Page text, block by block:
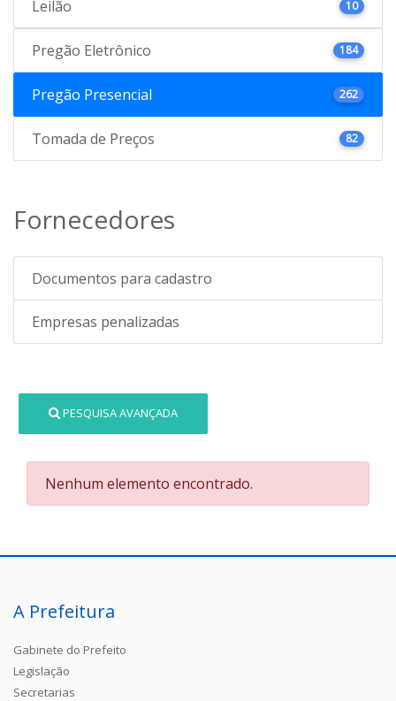
Leilão 10
Pregão Eletrônico 184
Pregão Presencial 262
Tomada de Preços 82
Fornecedores
Documentos para cadastro
Empresas penalizadas
PESQUISA AVANÇADA
Nenhum elemento encontrado.
A Prefeitura
Gabinete do Prefeito
Legislação
Secretarias